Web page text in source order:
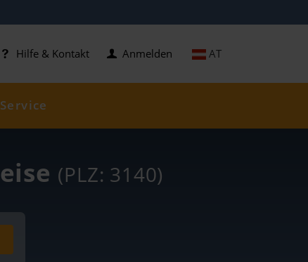
AT
Hilfe & Kontakt Anmelden
(PLZ: 3140)